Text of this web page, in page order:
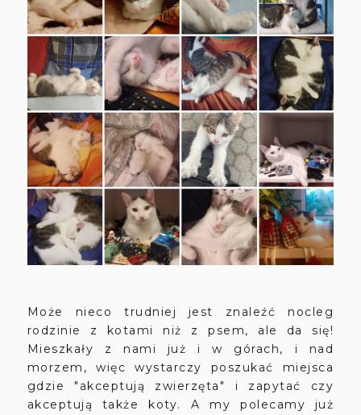
Może nieco trudniej jest znaleźć nocleg
rodzinie z kotami niż z psem, ale da się!
Mieszkały z nami już i w górach, i nad
morzem, więc wystarczy poszukać miejsca
gdzie "akceptują zwierzęta" i zapytać czy
akceptują także koty. A my polecamy już